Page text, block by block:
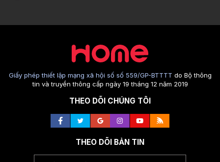
Giấy phép thiết lập mạng xã hội số số 559/GP-BTTTT do Bộ thông
tin và truyền thông cấp ngày 19 tháng 12 năm 2019
THEO DÕI CHÚNG TÔI
THEO DÕI BẢN TIN